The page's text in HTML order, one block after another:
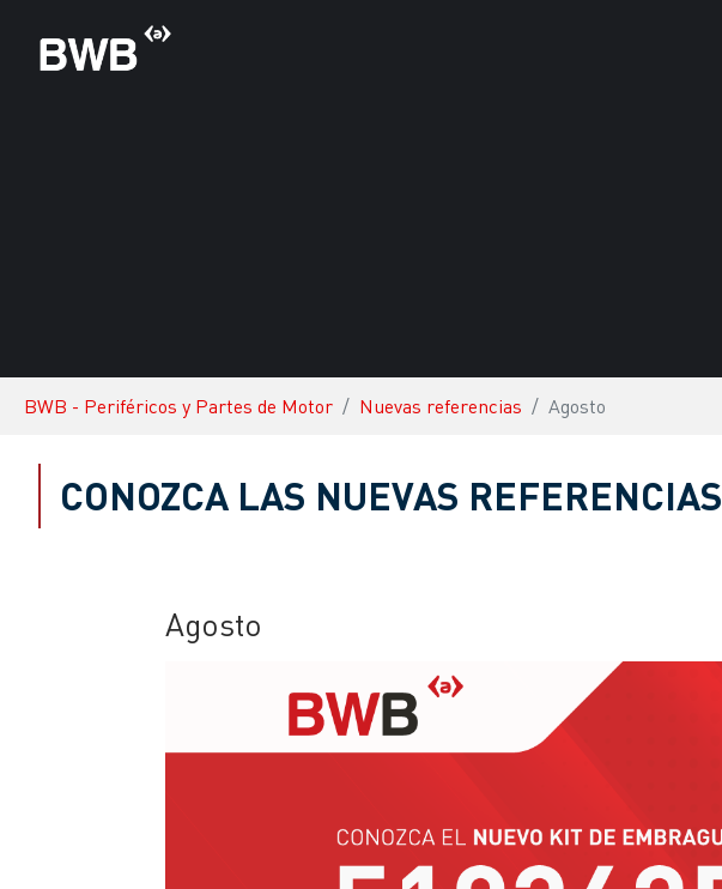
BWB - Periféricos y Partes de Motor Nuevas referencias Agosto
CONOZCA LAS NUEVAS REFERENCIAS
Agosto